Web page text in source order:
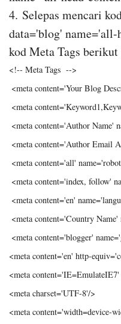
4. Selepas mencari
data='blog' name='all-
kod Meta Tags berikut
<!-- Meta Tags  -->
<meta content='Your Blog
<meta
<meta content='Author Name'
<meta content='Author Email
<meta content='all'
<meta content='index, follow'
<meta content='en'
<meta content='Country
<meta content='blogger'
<meta content='en' http-
<meta
<meta charset='UTF-8'/>
<meta content='width=device-